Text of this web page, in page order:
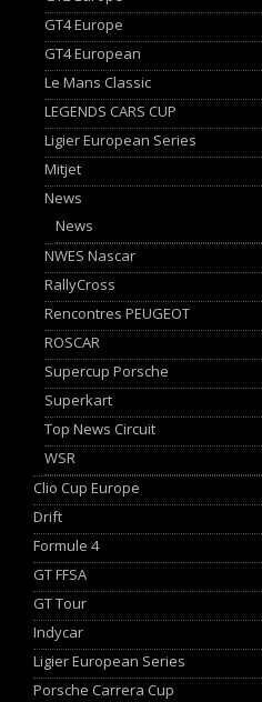
GT4 Europe
GT4 European
Le Mans Classic
LEGENDS CARS CUP
Ligier European Series
Mitjet
News
News
NWES Nascar
RallyCross
Rencontres PEUGEOT
ROSCAR
Supercup Porsche
Superkart
Top News Circuit
WSR
Clio Cup Europe
Drift
Formule 4
GT FFSA
GT Tour
Indycar
Ligier European Series
Porsche Carrera Cup